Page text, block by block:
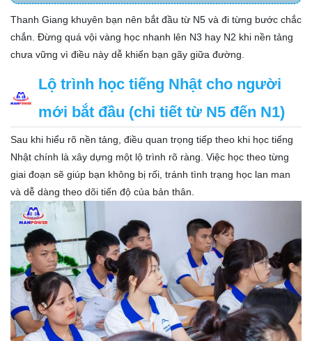
Thanh Giang khuyên bạn nên bắt đầu từ N5 và đi từng bước chắc
chắn. Đừng quá vội vàng học nhanh lên N3 hay N2 khi nền tảng
chưa vững vì điều này dễ khiến bạn gãy giữa đường.
Lộ trình học tiếng Nhật cho người
mới bắt đầu (chi tiết từ N5 đến N1)
Sau khi hiểu rõ nền tảng, điều quan trọng tiếp theo khi học tiếng
Nhật chính là xây dựng một lộ trình rõ ràng. Việc học theo từng
giai đoạn sẽ giúp bạn không bị rối, tránh tình trạng học lan man
và dễ dàng theo dõi tiến độ của bản thân.